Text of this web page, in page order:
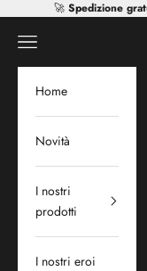
Vai al contenuto
🚀 Spedizione
Apri il menu di
Home
Novità
I nostri
prodotti
I nostri eroi